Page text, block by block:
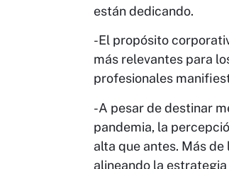
están dedicando.
-El propósito
más relevantes para
profesionales
-A pesar de destinar
pandemia, la
alta que antes. Más
alineando la